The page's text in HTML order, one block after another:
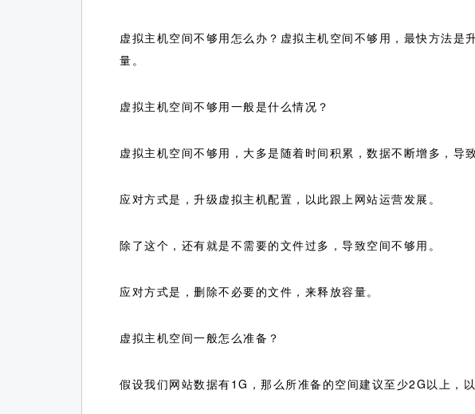
虚拟主机空间不够用怎么办？虚拟主机空间不够用，最快方法
量。
虚拟主机空间不够用一般是什么情况？
虚拟主机空间不够用，大多是随着时间积累，数据不断增多，导
应对方式是，升级虚拟主机配置，以此跟上网站运营发展。
除了这个，还有就是不需要的文件过多，导致空间不够用。
应对方式是，删除不必要的文件，来释放容量。
虚拟主机空间一般怎么准备？
假设我们网站数据有1G，那么所准备的空间建议至少2G以上，以